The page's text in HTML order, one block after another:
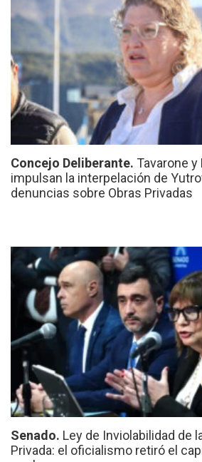
Concejo Deliberante. Tavarone
impulsan la interpelación de
denuncias sobre Obras Privadas
Senado. Ley de Inviolabilidad de
Privada: el oficialismo retiró el